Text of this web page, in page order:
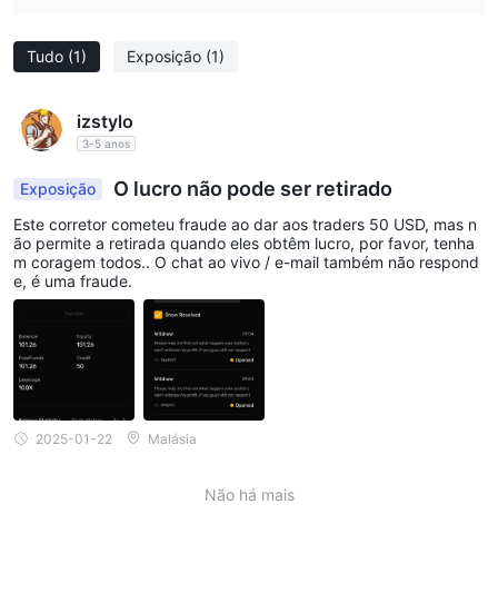
Tudo (1) Exposição (1)
izstylo
3-5 anos
Exposição O lucro não pode ser retirado
Este corretor cometeu fraude ao dar aos traders 50 USD, mas n
ão permite a retirada quando eles obtêm lucro, por favor, tenha
m coragem todos.. O chat ao vivo / e-mail também não respond
e, é uma fraude.
2025-01-22 Malásia
Não há mais